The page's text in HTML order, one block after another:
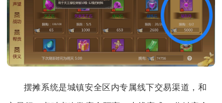
摆摊系统是城镇安全区内专属线下交易渠道，和